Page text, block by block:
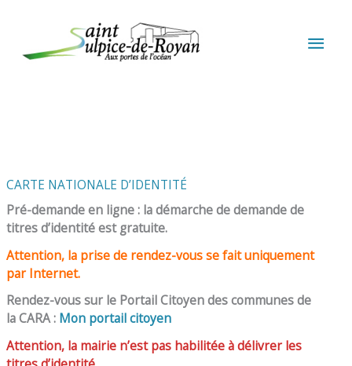
CARTE NATIONALE D’IDENTITÉ
Pré-demande en ligne : la démarche de demande de
titres d’identité est gratuite.
Attention, la prise de rendez-vous se fait uniquement
par Internet.
Rendez-vous sur le Portail Citoyen des communes de
la CARA : Mon portail citoyen
Attention, la mairie n’est pas habilitée à délivrer les